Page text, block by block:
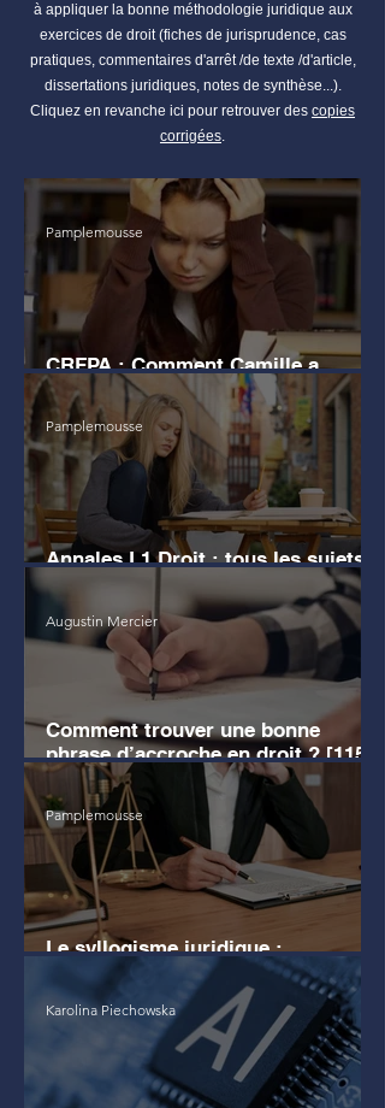
à appliquer la bonne méthodologie juridique aux
exercices de droit (fiches de jurisprudence, cas
pratiques, commentaires d'arrêt /de texte /d'article,
dissertations juridiques, notes de synthèse...).
Cliquez en revanche ici pour retrouver des copies
corrigées.
CRFPA : Comment Camille a
échoué au grand Oral
Pamplemousse
Annales L1 Droit : tous les sujets
d'examen
Pamplemousse
Comment trouver une bonne
phrase d’accroche en droit ? [115
EXEMPLES]
Augustin Mercier
Le syllogisme juridique :
définition, exemples clairs
Pamplemousse
Karolina Piechowska